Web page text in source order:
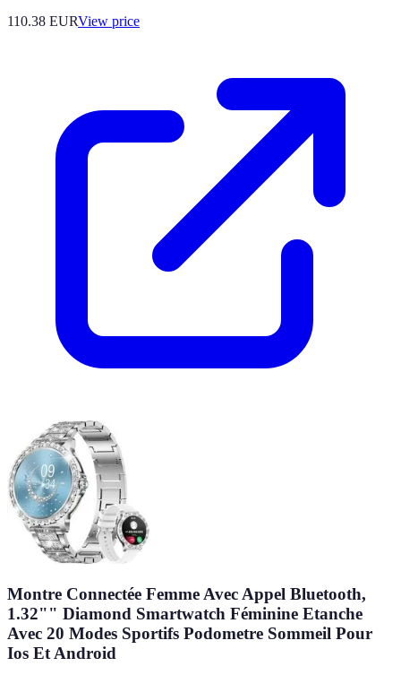
110.38 EURView price
Montre Connectée Femme Avec Appel Bluetooth,
1.32"" Diamond Smartwatch Féminine Etanche
Avec 20 Modes Sportifs Podometre Sommeil Pour
Ios Et Android